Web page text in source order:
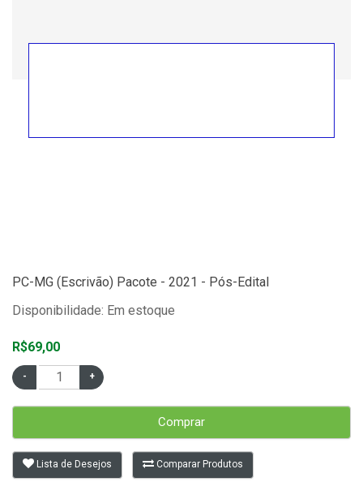
PC-MG (Escrivão) Pacote - 2021 - Pós-Edital
Disponibilidade: Em estoque
R$69,00
Comprar
Lista de Desejos Comparar Produtos